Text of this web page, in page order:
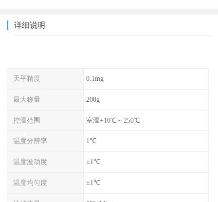
详细说明
天平精度 0.1mg
最大称量 200g
控温范围 室温+10℃～250℃
温度分辨率 1℃
温度波动度 ±1℃
温度均匀度 ±1℃